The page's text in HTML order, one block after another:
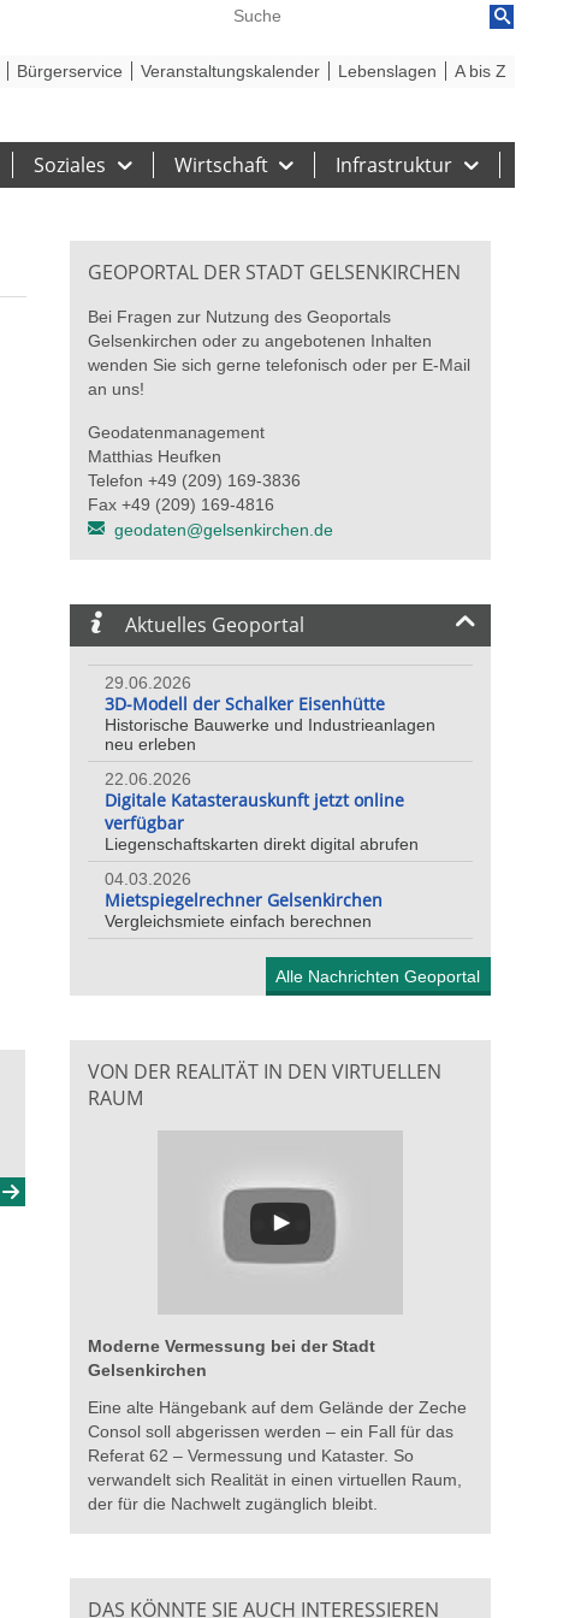
Soziales Wirtschaft Infrastruktur
Bürgerservice Veranstaltungskalender Lebenslagen A bis Z
GEOPORTAL DER STADT GELSENKIRCHEN
Bei Fragen zur Nutzung des Geoportals
Gelsenkirchen oder zu angebotenen Inhalten
wenden Sie sich gerne telefonisch oder per E-Mail
an uns!
Geodatenmanagement
Matthias Heufken
Telefon +49 (209) 169-3836
Fax +49 (209) 169-4816
geodaten@gelsenkirchen.de
Aktuelles Geoportal
29.06.2026
3D-Modell der Schalker Eisenhütte
Historische Bauwerke und Industrieanlagen
neu erleben
22.06.2026
Digitale Katasterauskunft jetzt online
verfügbar
Liegenschaftskarten direkt digital abrufen
04.03.2026
Mietspiegelrechner Gelsenkirchen
Vergleichsmiete einfach berechnen
Alle Nachrichten Geoportal
VON DER REALITÄT IN DEN VIRTUELLEN
RAUM
Moderne Vermessung bei der Stadt
Gelsenkirchen
Eine alte Hängebank auf dem Gelände der Zeche
Consol soll abgerissen werden – ein Fall für das
Referat 62 – Vermessung und Kataster. So
verwandelt sich Realität in einen virtuellen Raum,
der für die Nachwelt zugänglich bleibt.
DAS KÖNNTE SIE AUCH INTERESSIEREN